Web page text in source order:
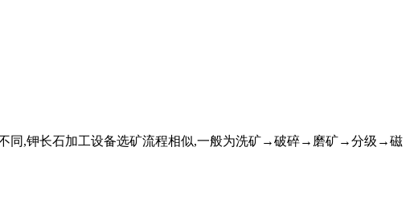
不同,钾长石加工设备选矿流程相似,一般为洗矿→破碎→磨矿→分级→磁